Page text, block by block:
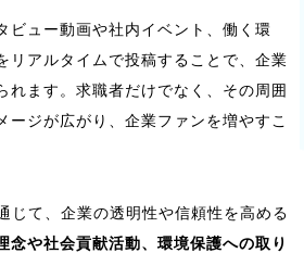
ビュー動画や社内イベント、働く環
リアルタイムで投稿することで、企業
れます。求職者だけでなく、その周囲
ージが広がり、企業ファンを増やすこ
じて、企業の透明性や信頼性を高める
念や社会貢献活動、環境保護への取り